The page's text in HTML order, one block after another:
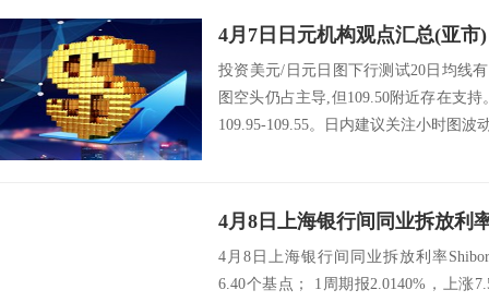
4月7日日元机构观点汇总(亚市)
投资美元/日元日图下行测试20日均线
图空头仍占主导,但109.50附近存在支
109.95-109.55。日内建议关注小时图波
4月8日上海银行间同业拆放利
4月8日上海银行间同业拆放利率
6.40个基点； 1周期报2.0140%，上涨